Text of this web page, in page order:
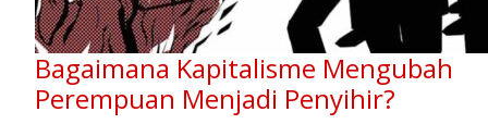
Bagaimana Kapitalisme Mengubah
Perempuan Menjadi Penyihir?